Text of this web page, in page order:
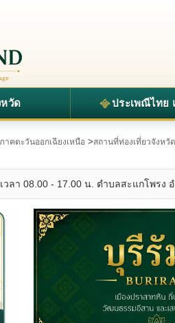
หวัด ประเพณีไทย
าคตะวันออกเฉียงเหนือ >สถานที่ท่องเที่ยวจังหวั
ลา 08.00 - 17.00 น. ตำบลสะแกโพรง อ